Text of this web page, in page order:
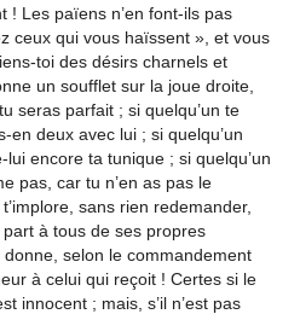
! Les païens n’en font-ils pas
ceux qui vous haïssent », et vous
toi des désirs charnels et
un soufflet sur la joue droite,
seras parfait ; si quelqu’un te
en deux avec lui ; si quelqu’un
encore ta tunique ; si quelqu’un
pas, car tu n’en as pas le
sans rien redemander,
à tous de ses propres
selon le commandement
à celui qui reçoit ! Certes si le
innocent ; mais, s’il n’est pas